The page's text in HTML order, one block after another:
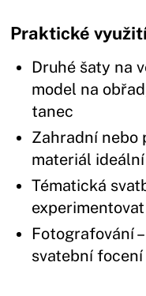
Praktické
Druhé šaty na
model na
tanec
Zahradní nebo
materiál
Tématická
Fotografování
svatební